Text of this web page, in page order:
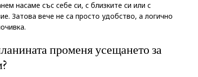
насаме със себе си, с близките си или с
Затова вече не са просто удобство, а логично
променя усещането за